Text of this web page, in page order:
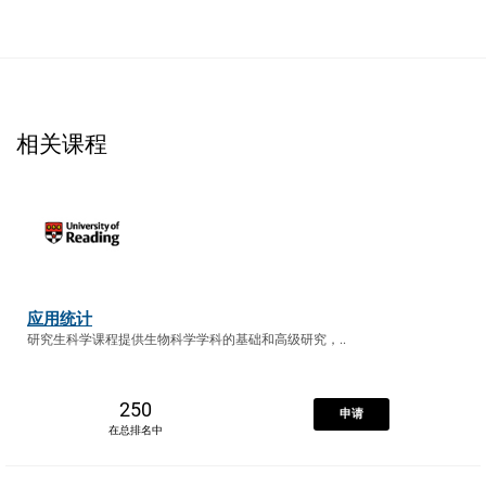
相关课程
应用统计
研究生科学课程提供生物科学学科的基础和高级研究，..
250
在总排名中
申请